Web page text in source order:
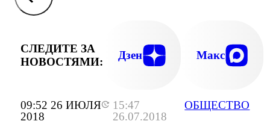
09:52 26 ИЮЛЯ
2018
15:47
26.07.2018
ОБЩЕСТВО
СЛЕДИТЕ ЗА
НОВОСТЯМИ:
Дзен Макс